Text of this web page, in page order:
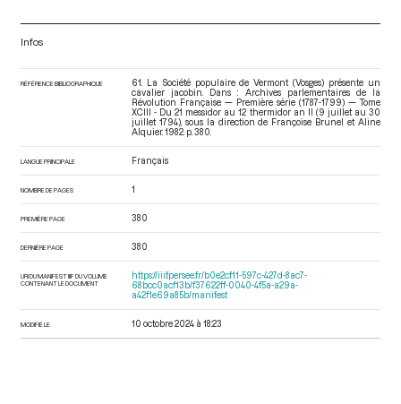
Infos
RÉFÉRENCE BIBLIOGRAPHIQUE
61. La Société populaire de Vermont (Vosges) présente un
cavalier jacobin. Dans : Archives parlementaires de la
Révolution Française — Première série (1787-1799) — Tome
XCIII - Du 21 messidor au 12 thermidor an II (9 juillet au 30
juillet 1794) , sous la direction de Françoise Brunel et Aline
Alquier. 1982. p. 380.
LANGUE PRINCIPALE Français
NOMBRE DE PAGES 1
PREMIÈRE PAGE 380
DERNIÈRE PAGE 380
URI DU MANIFEST IIIF DU VOLUME
CONTENANT LE DOCUMENT
https://iiif.persee.fr/b0e2cf11-597c-427d-8ac7-
68bcc0acf13b/f37622ff-0040-4f5a-a29a-
a42f1e69a85b/manifest
MODIFIÉ LE 10 octobre 2024 à 18:23